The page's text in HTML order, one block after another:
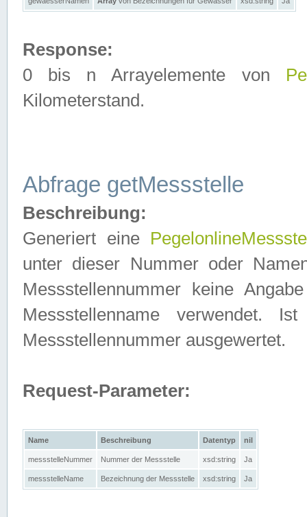
Response:
0 bis n Arrayelemente von
Kilometerstand.
Abfrage getMessstelle
Beschreibung:
Generiert eine
unter dieser Nummer oder
Messstellennummer keine
Messstellenname verwendet.
Messstellennummer ausgewertet.
Request-Parameter:
Name Beschreibung Datentyp nil
messstelleNummer Nummer der Messstelle xsd:string Ja
messstelleName Bezeichnung der Messstelle xsd:string Ja